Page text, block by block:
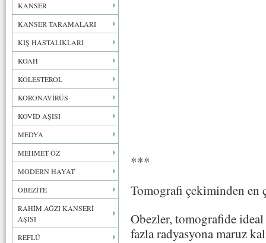
KANSER
KANSER TARAMALARI
KIŞ HASTALIKLARI
KOAH
KOLESTEROL
KORONAVİRÜS
KOVİD AŞISI
MEDYA
MEHMET ÖZ
MODERN HAYAT
OBEZİTE
RAHİM AĞZI KANSERİ
AŞISI
REFLÜ
***
Tomografi çekiminden en
Obezler, tomografide
fazla radyasyona maruz